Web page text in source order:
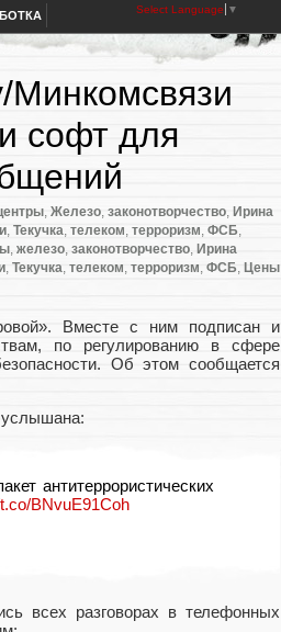
Select Language ▼
Минкомсвязи
софт для
, Железо, законотворчество, Ирина
, Текучка, телеком, терроризм, ФСБ,
, железо, законотворчество, Ирина
, Текучка, телеком, терроризм, ФСБ, Цены
Вместе с ним подписан и
,
по регулированию в сфере
Об этом сообщается
услышана:
антитеррористических
BNvuE91Coh
всех разговорах в телефонных